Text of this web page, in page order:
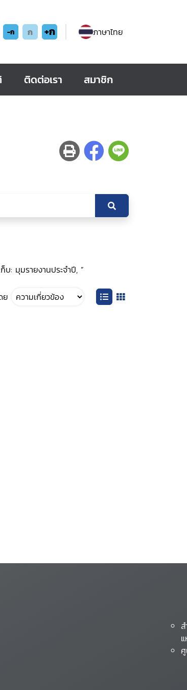
-ก ก +ก ภาษาไทย
ติดต่อเรา สมาชิก
: มุมรายงานประจำปี, ”
ย